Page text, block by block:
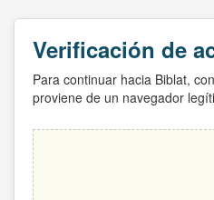
Verificación de
Para continuar hacia Biblat,
proviene de un navegador